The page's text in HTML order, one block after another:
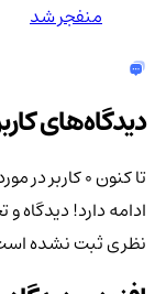
منفجر شد
دیدگاه‌های
تا کنون 0 کاربر در مورد
ادامه دارد!دیدگاه و
نظری ثبت نشده